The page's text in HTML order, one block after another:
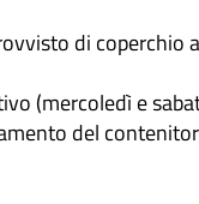
di coperchio
(mercoledì e
del